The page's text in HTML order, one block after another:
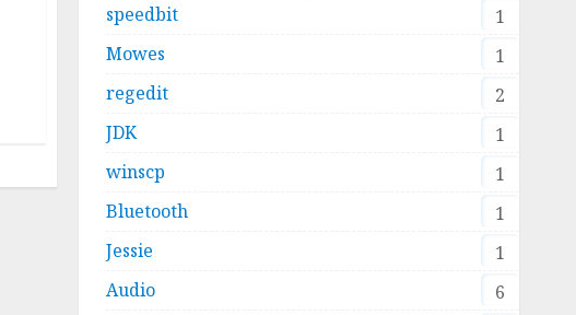
speedbit
1
Mowes
1
regedit
2
JDK
1
winscp
1
Bluetooth
1
Jessie
1
Audio
6